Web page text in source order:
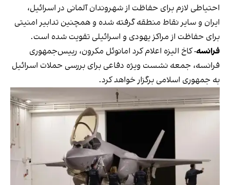
احتیاطی لازم برای حفاظت از شهروندان آلمانی در اسرائیل،
ایران و سایر نقاط منطقه گرفته شده و همچنین تدابیر امنیتی
برای حفاظت از مراکز یهودی و اسرائیلی تقویت شده است.
فرانسه- کاخ الیزه اعلام کرد امانوئل مکرون، رییس‌جمهوری
فرانسه، جمعه نشست ویژه دفاعی برای بررسی حملات اسرائیل
به جمهوری اسلامی برگزار خواهد کرد.